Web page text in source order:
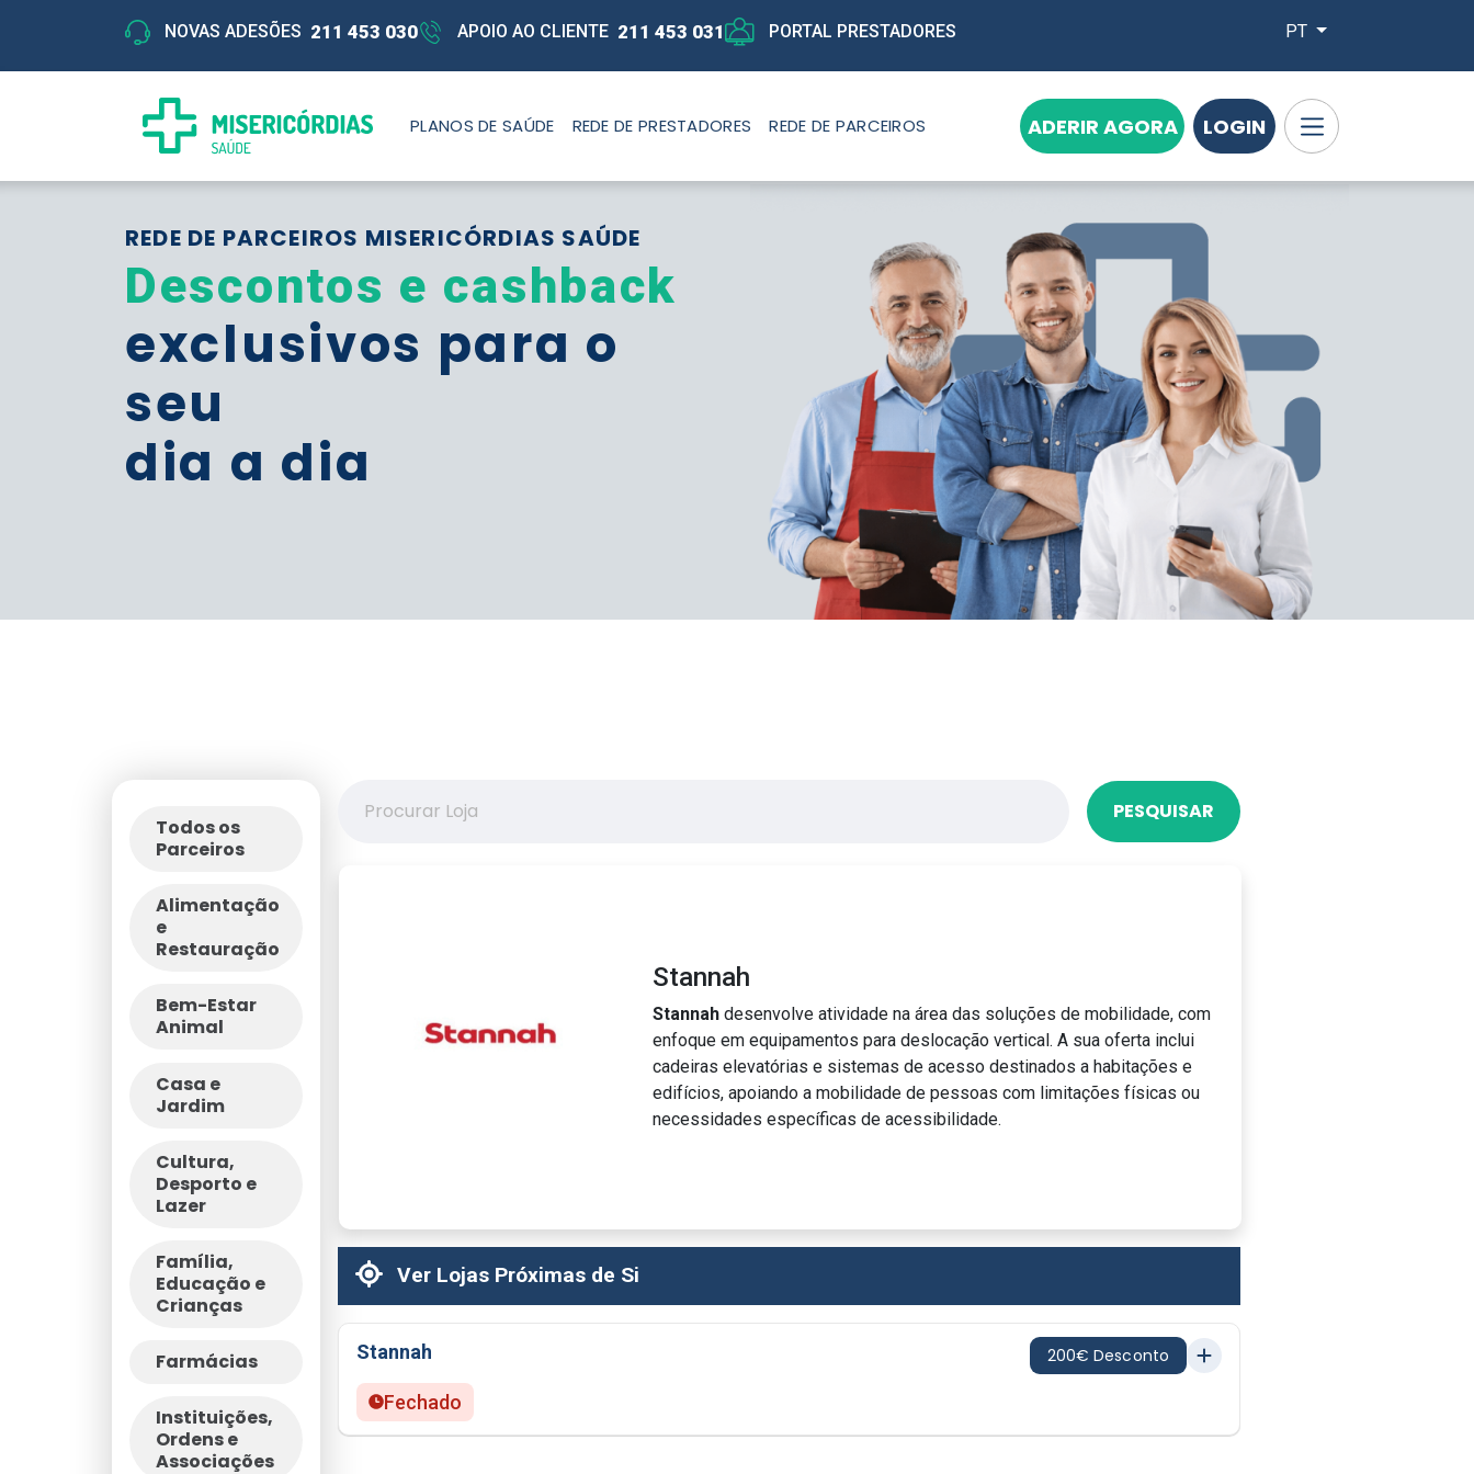
NOVAS ADESÕES 211 453 030 APOIO AO CLIENTE 211 453 031 PORTAL PRESTADORES PT
PLANOS DE SAÚDE REDE DE PRESTADORES REDE DE PARCEIROS ADERIR AGORA LOGIN
REDE DE PARCEIROS MISERICÓRDIAS SAÚDE
Descontos e cashback
exclusivos para o
seu
dia a dia
Todos os
Parceiros
Alimentação
e
Restauração
Bem-Estar
Animal
Casa e
Jardim
Cultura,
Desporto e
Lazer
Família,
Educação e
Crianças
Farmácias
Instituições,
Ordens e
Associações
PESQUISAR
Stannah
Stannah desenvolve atividade na área das soluções de mobilidade, com
enfoque em equipamentos para deslocação vertical. A sua oferta inclui
cadeiras elevatórias e sistemas de acesso destinados a habitações e
edifícios, apoiando a mobilidade de pessoas com limitações físicas ou
necessidades específicas de acessibilidade.
Ver Lojas Próximas de Si
Stannah 200€ Desconto
Fechado